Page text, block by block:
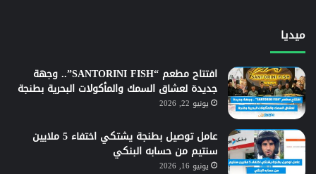
ميديا
افتتاح مطعم “SANTORINI FISH”.. وجهة
جديدة لعشاق السمك والمأكولات البحرية بطنجة
يونيو 22, 2026
عامل توصيل بطنجة يشتكي اختفاء 5 ملايين
سنتيم من حسابه البنكي
يونيو 16, 2026